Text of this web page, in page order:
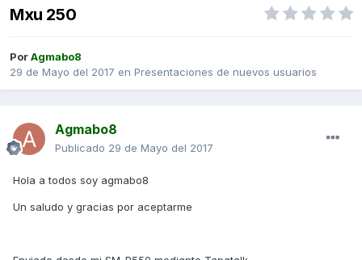
Mxu 250
PorAgmabo8
29 de Mayo del 2017 en Presentaciones de nuevos usuarios
Agmabo8
Publicado 29 de Mayo del 2017
Hola a todos soy agmabo8
Un saludo y gracias por aceptarme